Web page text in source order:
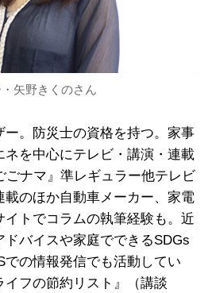
矢野きくのさん
。防災士の資格を持つ。家事
を中心にテレビ・講演・連載
ごナマ』準レギュラー他テレビ
載のほか自動車メーカー、家電
イトでコラムの執筆経験も。近
バイスや家庭でできるSDGs
での情報発信でも活動してい
イフの節約リスト』（講談